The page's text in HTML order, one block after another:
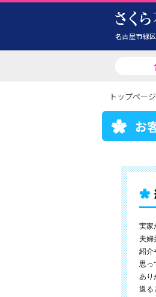
名古屋市緑
トップページ
お
実家
夫婦
紹介
思っ
あり
返る